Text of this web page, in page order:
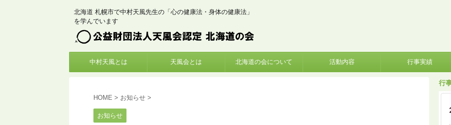
北海道 札幌市で中村天風先生の「心の健康法・身体の健康法」
を学んでいます
中村天風とは 天風会とは 北海道の会について 活動内容 行事実績
HOME > お知らせ >
お知らせ
行